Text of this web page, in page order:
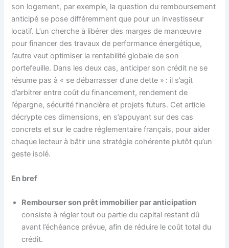
son logement, par exemple, la question du remboursement
anticipé se pose différemment que pour un investisseur
locatif. L’un cherche à libérer des marges de manœuvre
pour financer des travaux de performance énergétique,
l’autre veut optimiser la rentabilité globale de son
portefeuille. Dans les deux cas, anticiper son crédit ne se
résume pas à « se débarrasser d’une dette » : il s’agit
d’arbitrer entre coût du financement, rendement de
l’épargne, sécurité financière et projets futurs. Cet article
décrypte ces dimensions, en s’appuyant sur des cas
concrets et sur le cadre réglementaire français, pour aider
chaque lecteur à bâtir une stratégie cohérente plutôt qu’un
geste isolé.
En bref
Rembourser son prêt immobilier par anticipation
consiste à régler tout ou partie du capital restant dû
avant l’échéance prévue, afin de réduire le coût total du
crédit.